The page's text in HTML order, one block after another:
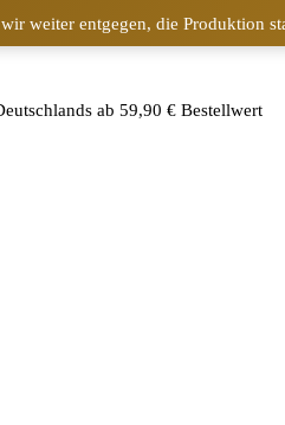
weiter entgegen, die Produktion
ab 59,90 € Bestellwert